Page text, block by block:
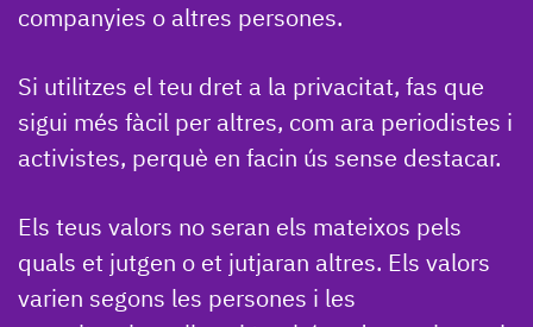
companyies o altres persones.
Si utilitzes el teu dret a la privacitat, fas que
sigui més fàcil per altres, com ara periodistes i
activistes, perquè en facin ús sense destacar.
Els teus valors no seran els mateixos pels
quals et jutgen o et jutjaran altres. Els valors
varien segons les persones i les